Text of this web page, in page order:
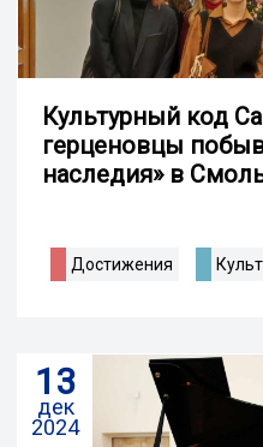
Культурный код
герценовцы
наследия» в
Достижения
13
дек
2024